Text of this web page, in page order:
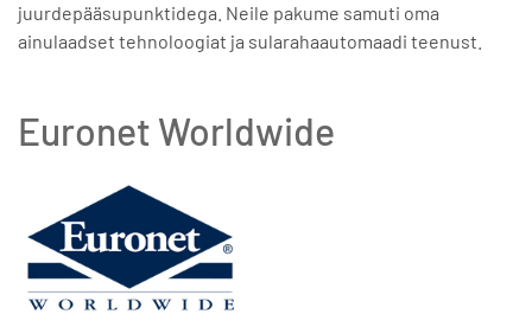
juurdepääsupunktidega. Neile pakume samuti oma
ainulaadset tehnoloogiat ja sularahaautomaadi teenust.
Euronet Worldwide